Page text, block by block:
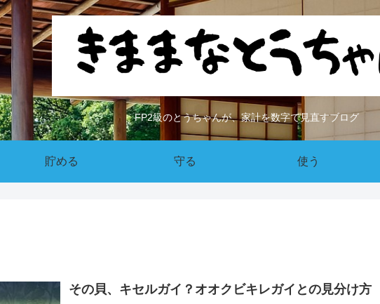
FP2級のとうちゃんが、家計を数字で見直すブログ
貯める 守る 使う
その貝、キセルガイ？オオクビキレガイとの見分け方